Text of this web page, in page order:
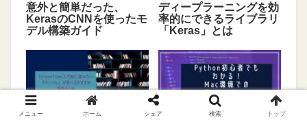
意外と簡単だった、
KerasのCNNを使ったモ
デル構築ガイド
ディープラーニングを効
率的にできるライブラリ
「Keras」とは
メニュー ホーム シェア 検索 トップ